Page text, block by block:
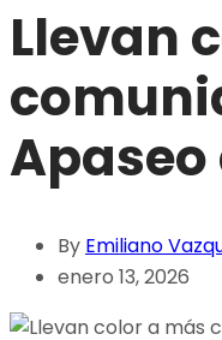
Llevan
Apaseo
By Emiliano
enero 13, 2026